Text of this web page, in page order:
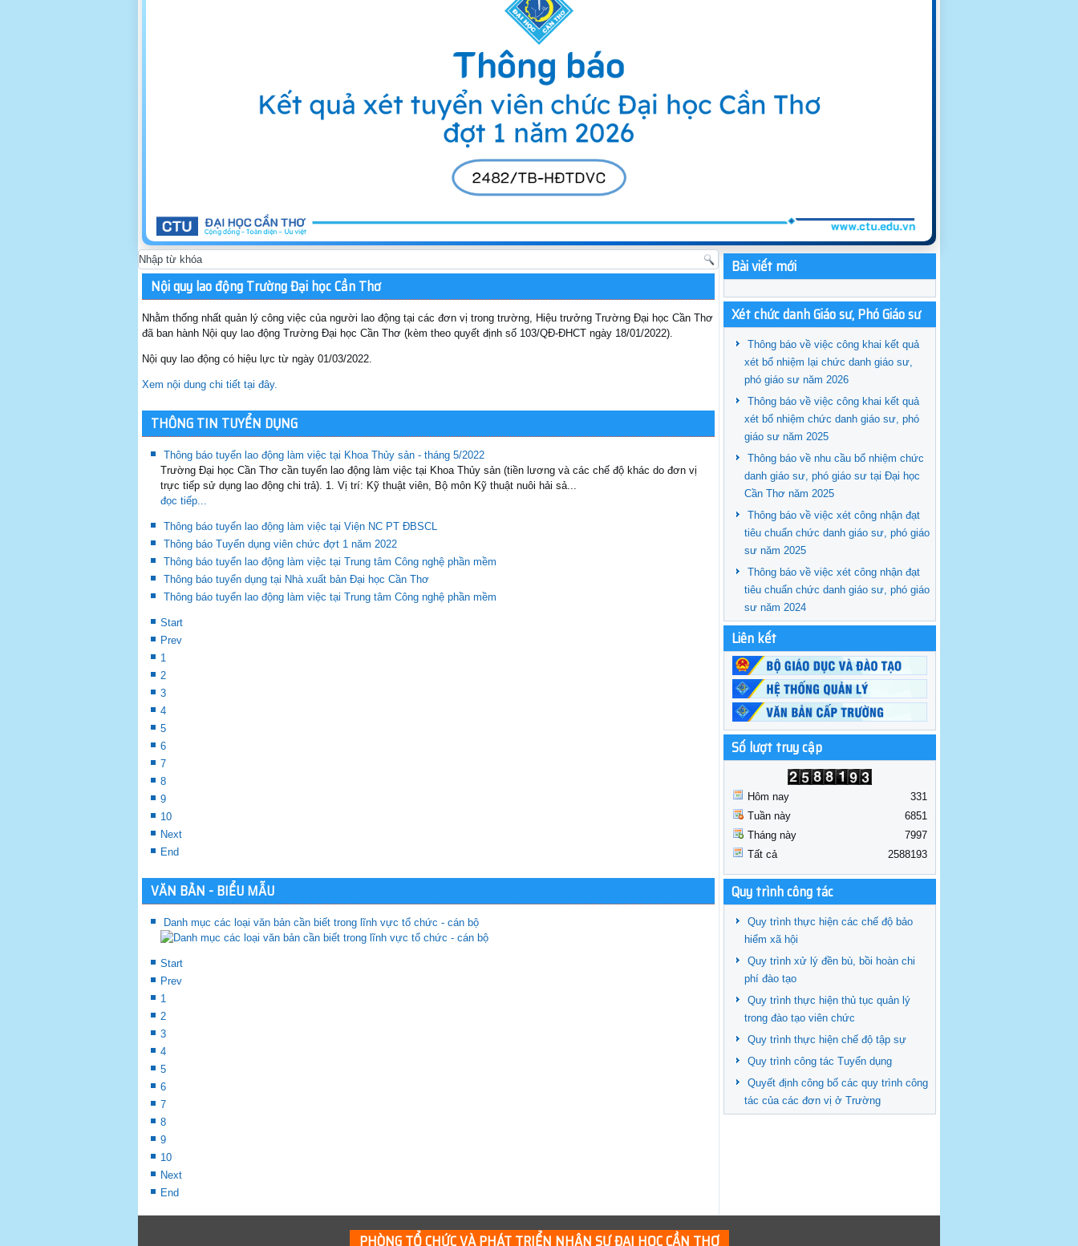
Nội quy lao động Trường Đại học Cần Thơ
Nhằm thống nhất quản lý công việc của người lao động tại các đơn vị trong trường, Hiệu trưởng Trường Đại học Cần Thơ
đã ban hành Nội quy lao động Trường Đại học Cần Thơ (kèm theo quyết định số 103/QĐ-ĐHCT ngày 18/01/2022).
Nội quy lao động có hiệu lực từ ngày 01/03/2022.
Xem nội dung chi tiết tại đây.
THÔNG TIN TUYỂN DỤNG
Thông báo tuyển lao động làm việc tại Khoa Thủy sản - tháng 5/2022
Trường Đại học Cần Thơ cần tuyển lao động làm việc tại Khoa Thủy sản (tiền lương và các chế độ khác do đơn vị
trực tiếp sử dụng lao động chi trả). 1. Vị trí: Kỹ thuật viên, Bộ môn Kỹ thuật nuôi hải sả...
đọc tiếp...
Thông báo tuyển lao động làm việc tại Viện NC PT ĐBSCL
Thông báo Tuyển dụng viên chức đợt 1 năm 2022
Thông báo tuyển lao động làm việc tại Trung tâm Công nghệ phần mềm
Thông báo tuyển dụng tại Nhà xuất bản Đại học Cần Thơ
Thông báo tuyển lao động làm việc tại Trung tâm Công nghệ phần mềm
Start
Prev
1
2
3
4
5
6
7
8
9
10
Next
End
VĂN BẢN - BIỂU MẪU
Danh mục các loại văn bản cần biết trong lĩnh vực tổ chức - cán bộ
Start
Prev
1
2
3
4
5
6
7
8
9
10
Next
End
Bài viết mới
Xét chức danh Giáo sư, Phó Giáo sư
Thông báo về việc công khai kết quả
xét bổ nhiệm lại chức danh giáo sư,
phó giáo sư năm 2026
Thông báo về việc công khai kết quả
xét bổ nhiệm chức danh giáo sư, phó
giáo sư năm 2025
Thông báo về nhu cầu bổ nhiệm chức
danh giáo sư, phó giáo sư tại Đại học
Cần Thơ năm 2025
Thông báo về việc xét công nhận đạt
tiêu chuẩn chức danh giáo sư, phó giáo
sư năm 2025
Thông báo về việc xét công nhận đạt
tiêu chuẩn chức danh giáo sư, phó giáo
sư năm 2024
Liên kết
Số lượt truy cập
Hôm nay
Tuần này
Tháng này
Tất cả
331
6851
7997
2588193
Quy trình công tác
Quy trình thực hiện các chế độ bảo
hiểm xã hội
Quy trình xử lý đền bù, bồi hoàn chi
phí đào tạo
Quy trình thực hiện thủ tục quản lý
trong đào tạo viên chức
Quy trình thực hiện chế độ tập sự
Quy trình công tác Tuyển dụng
Quyết định công bố các quy trình công
tác của các đơn vị ở Trường
_____
PHÒNG TỔ CHỨC VÀ PHÁT TRIỂN NHÂN SỰ ĐẠI HỌC CẦN THƠ